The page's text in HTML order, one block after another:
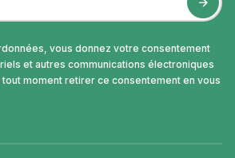
vous donnez votre consentement
et autres communications électroniques
tout moment retirer ce consentement en vous